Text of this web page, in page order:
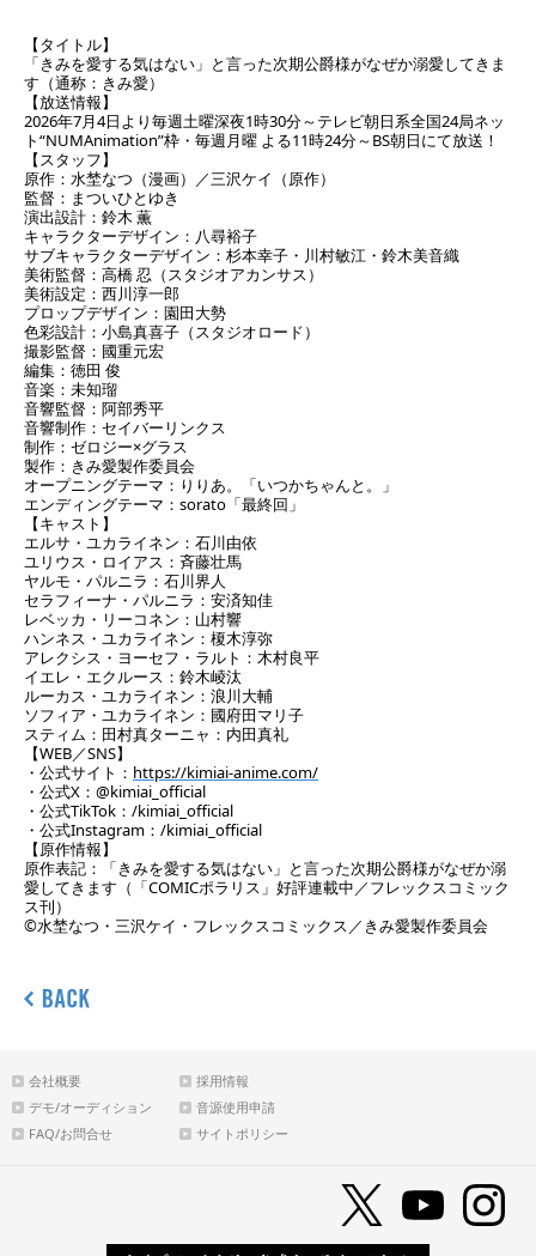
【タイトル】
「きみを愛する気はない」と言った次期公爵様がなぜか溺愛してきま
す（通称：きみ愛）
【放送情報】
2026年7月4日より毎週土曜深夜1時30分～テレビ朝日系全国24局ネッ
ト“NUMAnimation”枠・毎週月曜 よる11時24分～BS朝日にて放送！
【スタッフ】
原作：水埜なつ（漫画）／三沢ケイ（原作）
監督：まついひとゆき
演出設計：鈴木 薫
キャラクターデザイン：八尋裕子
サブキャラクターデザイン：杉本幸子・川村敏江・鈴木美音織
美術監督：高橋 忍（スタジオアカンサス）
美術設定：西川淳一郎
プロップデザイン：園田大勢
色彩設計：小島真喜子（スタジオロード）
撮影監督：國重元宏
編集：徳田 俊
音楽：未知瑠
音響監督：阿部秀平
音響制作：セイバーリンクス
制作：ゼロジー×グラス
製作：きみ愛製作委員会
オープニングテーマ：りりあ。「いつかちゃんと。」
エンディングテーマ：sorato「最終回」
【キャスト】
エルサ・ユカライネン：石川由依
ユリウス・ロイアス：斉藤壮馬
ヤルモ・パルニラ：石川界人
セラフィーナ・パルニラ：安済知佳
レベッカ・リーコネン：山村響
ハンネス・ユカライネン：榎木淳弥
アレクシス・ヨーセフ・ラルト：木村良平
イエレ・エクルース：鈴木崚汰
ルーカス・ユカライネン：浪川大輔
ソフィア・ユカライネン：國府田マリ子
スティム：田村真ターニャ：内田真礼
【WEB／SNS】
・公式サイト： https://kimiai-anime.com/
・公式X：@kimiai_official
・公式TikTok：/kimiai_official
・公式Instagram：/kimiai_official
【原作情報】
原作表記：「きみを愛する気はない」と言った次期公爵様がなぜか溺
愛してきます（「COMICポラリス」好評連載中／フレックスコミック
ス刊）
©水埜なつ・三沢ケイ・フレックスコミックス／きみ愛製作委員会
会社概要
採用情報
デモ/オーディション
音源使用申請
FAQ/お問合せ
サイトポリシー